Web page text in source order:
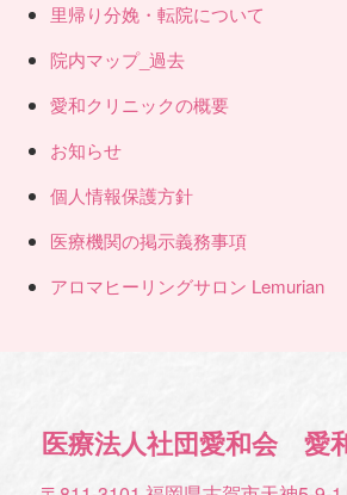
里帰り分娩・転院について
院内マップ_過去
愛和クリニックの概要
お知らせ
個人情報保護方針
医療機関の掲示義務事項
アロマヒーリングサロン Lemurian
医療法人社団愛和会 愛